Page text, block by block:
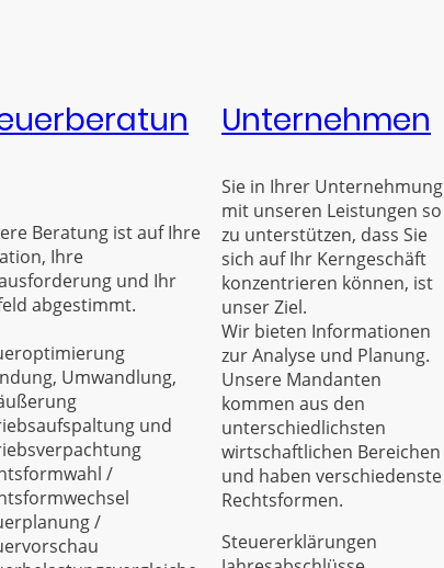
Beratung ist auf Ihre
Ihre
und Ihr
abgestimmt.
Umwandlung,
und
/
/
Unternehmen
Sie in Ihrer Unternehmung
mit unseren Leistungen so
zu unterstützen, dass Sie
sich auf Ihr Kerngeschäft
konzentrieren können, ist
unser Ziel.
Wir bieten Informationen
zur Analyse und Planung.
Unsere Mandanten
kommen aus den
unterschiedlichsten
wirtschaftlichen Bereichen
und haben verschiedenste
Rechtsformen.
Steuererklärungen